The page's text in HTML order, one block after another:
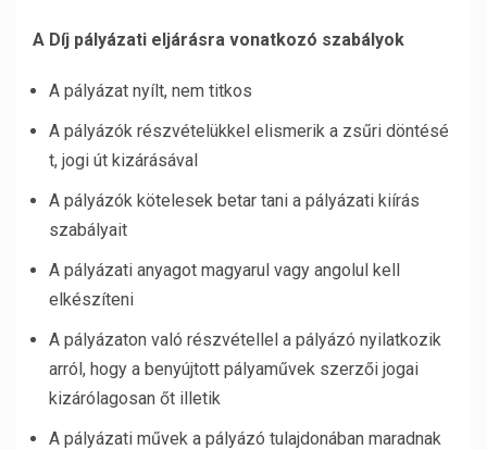
A Díj pályázati eljárásra vonatkozó szabályok
A pályázat nyílt, nem titkos
A pályázók részvételükkel elismerik a zsűri döntésé
t, jogi út kizárásával
A pályázók kötelesek betar tani a pályázati kiírás
szabályait
A pályázati anyagot magyarul vagy angolul kell
elkészíteni
A pályázaton való részvétellel a pályázó nyilatkozik
arról, hogy a benyújtott pályaművek szerzői jogai
kizárólagosan őt illetik
A pályázati művek a pályázó tulajdonában maradnak